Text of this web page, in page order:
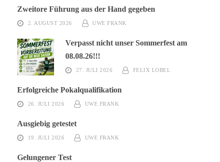
Zweitore Führung aus der Hand gegeben
2. AUGUST 2026 UWE FRANK
Verpasst nicht unser Sommerfest am
08.08.26!!!
27. JULI 2026 FELIX LOBEL
Erfolgreiche Pokalqualifikation
26. JULI 2026 UWE FRANK
Ausgiebig getestet
19. JULI 2026 UWE FRANK
Gelungener Test